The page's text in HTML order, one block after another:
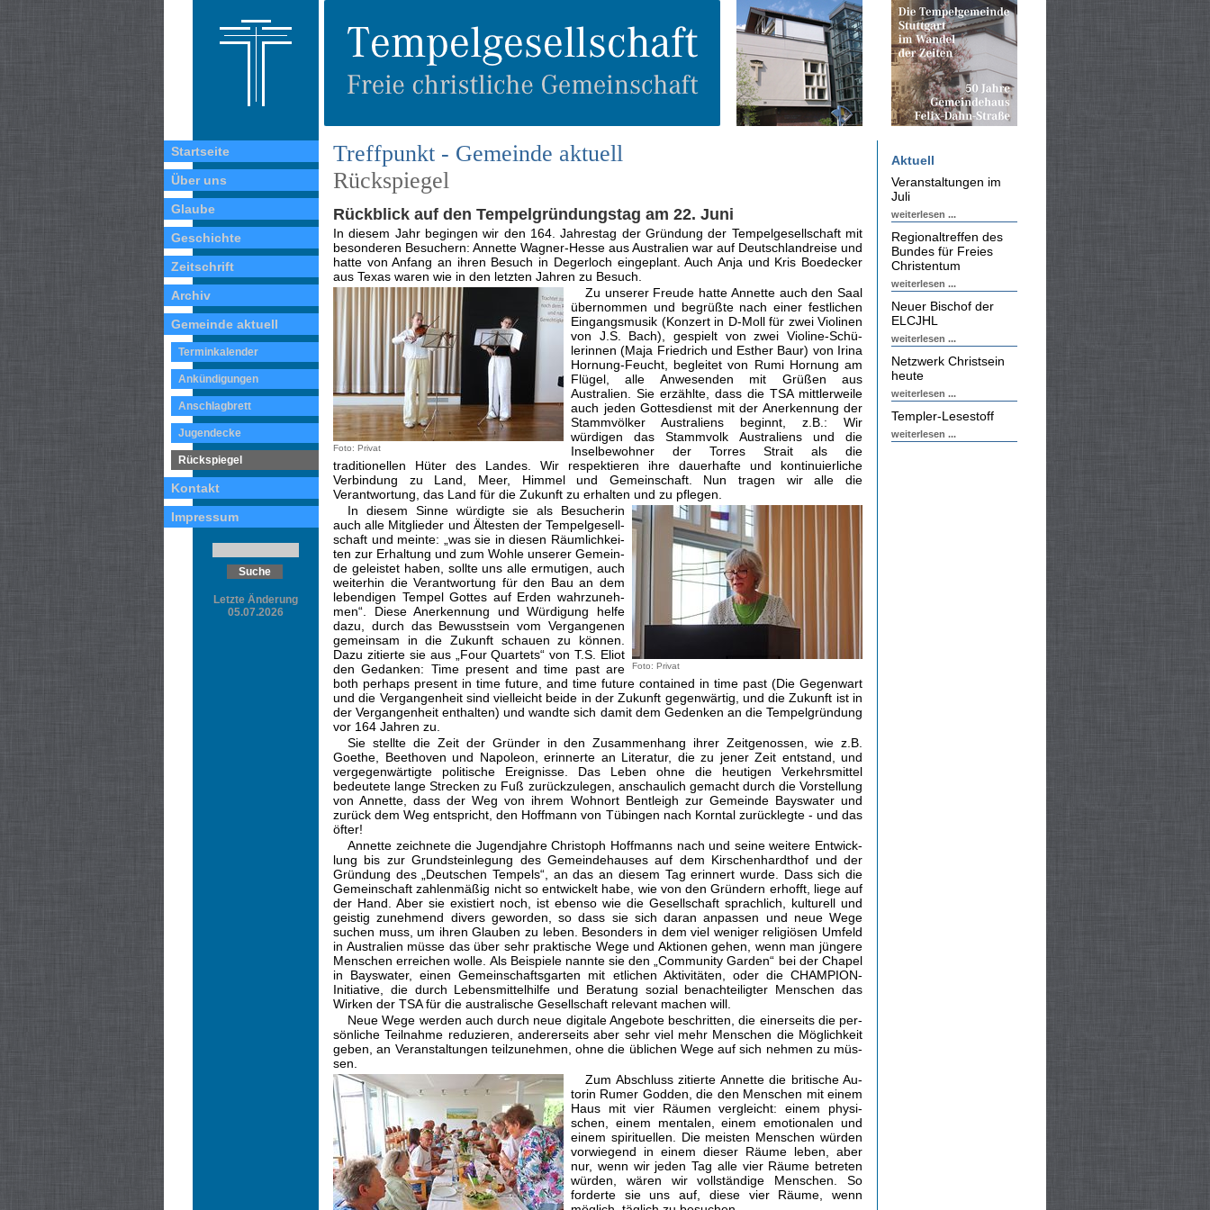
Startseite
Über uns
Glaube
Geschichte
Zeitschrift
Archiv
Gemeinde aktuell
Terminkalender
Ankündigungen
Anschlagbrett
Jugendecke
Rückspiegel
Kontakt
Impressum
Letzte Änderung
05.07.2026
Treffpunkt - Gemeinde aktuell
Rückspiegel
Rückblick auf den Tempelgründungstag am 22. Juni
In diesem Jahr begingen wir den 164. Jahrestag der Gründung der Tempelgesellschaft mit
be­sonderen Besuchern: Annette Wagner-Hesse aus Australien war auf Deutschlandreise und
hatte von Anfang an ihren Besuch in Degerloch eingeplant. Auch Anja und Kris Boedecker
aus Texas waren wie in den letzten Jahren zu Besuch.
Foto: Privat
Zu unserer Freude hatte Annette auch den Saal
übernommen und begrüßte nach einer festlichen
Eingangsmusik (Konzert in D-Moll für zwei Violinen
von J.S. Bach), gespielt von zwei Violine-Schü­
lerinnen (Maja Friedrich und Esther Baur) von Irina
Hornung-Feucht, begleitet von Rumi Hornung am
Flügel, alle Anwesenden mit Grüßen aus
Australien. Sie erzählte, dass die TSA mittlerweile
auch jeden Gottesdienst mit der Anerkennung der
Stammvölker Australiens beginnt, z.B.: Wir
würdigen das Stamm­volk Australiens und die
Inselbewohner der Torres Strait als die
traditionellen Hüter des Landes. Wir respektieren ihre dauerhafte und kontinuierliche
Verbindung zu Land, Meer, Himmel und Ge­meinschaft. Nun tragen wir alle die
Verantwortung, das Land für die Zukunft zu erhalten und zu pflegen.
Foto: Privat
In diesem Sinne würdigte sie als Besucherin
auch alle Mitglieder und Ältesten der Tempelgesell­
schaft und meinte: „was sie in diesen Räumlichkei­
ten zur Erhaltung und zum Wohle unserer Gemein­
de geleistet haben, sollte uns alle ermutigen, auch
weiterhin die Verantwortung für den Bau an dem
le­bendigen Tempel Gottes auf Erden wahrzuneh­
men“. Diese Anerkennung und Würdigung helfe
da­zu, durch das Bewusstsein vom Vergangenen
ge­meinsam in die Zukunft schauen zu können.
Dazu zitierte sie aus „Four Quartets“ von T.S. Eliot
den Gedanken: Time present and time past are
both perhaps present in time future, and time future contained in time past (Die Gegenwart
und die Vergangenheit sind vielleicht beide in der Zukunft gegenwärtig, und die Zukunft ist in
der Vergangenheit enthalten) und wandte sich damit dem Gedenken an die Tempelgründung
vor 164 Jahren zu.
Sie stellte die Zeit der Gründer in den Zusammenhang ihrer Zeitgenossen, wie z.B.
Goethe, Beethoven und Napoleon, erinnerte an Literatur, die zu jener Zeit entstand, und
vergegen­wärtigte politische Ereignisse. Das Leben ohne die heutigen Verkehrsmittel
bedeutete lange Strecken zu Fuß zurückzulegen, anschaulich gemacht durch die Vorstellung
von Annette, dass der Weg von ihrem Wohnort Bentleigh zur Gemeinde Bayswater und
zurück dem Weg ent­spricht, den Hoffmann von Tübingen nach Korntal zurücklegte - und das
öfter!
Annette zeichnete die Jugendjahre Christoph Hoffmanns nach und seine weitere Entwick­
lung bis zur Grundsteinlegung des Gemeindehauses auf dem Kirschenhardthof und der
Grün­dung des „Deutschen Tempels“, an das an diesem Tag erinnert wurde. Dass sich die
Gemein­schaft zahlenmäßig nicht so entwickelt habe, wie von den Gründern erhofft, liege auf
der Hand. Aber sie existiert noch, ist ebenso wie die Gesellschaft sprachlich, kulturell und
geistig zunehmend divers geworden, so dass sie sich daran anpassen und neue Wege
suchen muss, um ihren Glauben zu leben. Besonders in dem viel weniger religiösen Umfeld
in Australien müsse das über sehr praktische Wege und Aktionen gehen, wenn man jüngere
Menschen er­reichen wolle. Als Beispiele nannte sie den „Community Garden“ bei der Chapel
in Bayswater, einen Gemeinschaftsgarten mit etlichen Aktivitäten, oder die CHAMPION-
Initiative, die durch Lebensmittelhilfe und Beratung sozial benachteiligter Menschen das
Wirken der TSA für die australische Gesellschaft relevant machen will.
Neue Wege werden auch durch neue digitale Angebote beschritten, die einerseits die per­
sönliche Teilnahme reduzieren, andererseits aber sehr viel mehr Menschen die Möglichkeit
geben, an Veranstaltungen teilzunehmen, ohne die üblichen Wege auf sich nehmen zu müs­
sen.
Zum Abschluss zitierte Annette die britische Au­
torin Rumer Godden, die den Menschen mit einem
Haus mit vier Räumen vergleicht: einem physi­
schen, einem mentalen, einem emotionalen und
ei­nem spirituellen. Die meisten Menschen würden
vorwiegend in einem dieser Räume leben, aber
nur, wenn wir jeden Tag alle vier Räume betreten
wür­den, wären wir vollständige Menschen. So
forderte sie uns auf, diese vier Räume, wenn
Aktuell
Veranstaltungen im
Juli
weiterlesen ...
Regionaltreffen des
Bundes für Freies
Christentum
weiterlesen ...
Neuer Bischof der
ELCJHL
weiterlesen ...
Netzwerk Christsein
heute
weiterlesen ...
Templer-Lesestoff
weiterlesen ...